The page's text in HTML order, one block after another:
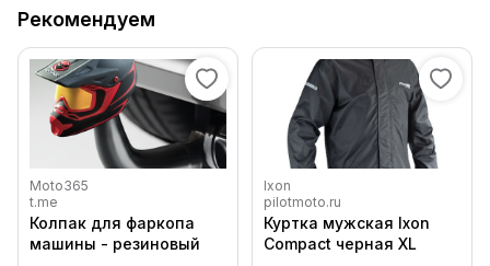
Рекомендуем
Moto365
t.me
Колпак для фаркопа
машины - резиновый
Ixon
pilotmoto.ru
Куртка мужская Ixon
Compact черная XL